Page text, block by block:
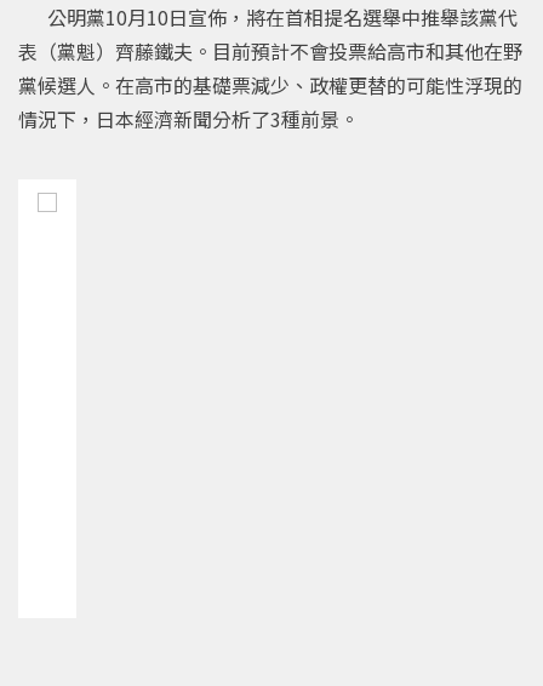
公明黨10月10日宣佈，將在首相提名選舉中推舉該黨代
表（黨魁）齊藤鐵夫。目前預計不會投票給高市和其他在野
黨候選人。在高市的基礎票減少、政權更替的可能性浮現的
情況下，日本經濟新聞分析了3種前景。